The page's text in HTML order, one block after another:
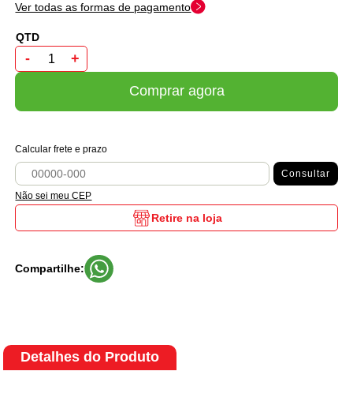
Ver todas as formas de pagamento
- +
Comprar agora
Calcular frete e prazo
Consultar
Não sei meu CEP
Retire na loja
Compartilhe:
Detalhes do Produto